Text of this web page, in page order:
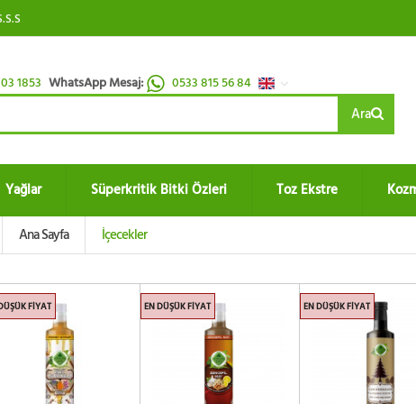
1853 WhatsApp Mesaj: 0533 815 56 84
Ara
Yağlar Süperkritik Bitki Özleri Toz Ekstre
Ana Sayfa İçecekler
FIYAT EN DÜŞÜK FIYAT EN DÜŞÜK FIYAT